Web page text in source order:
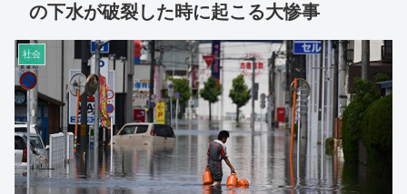
の下水が破裂した時に起こる大惨事
社会